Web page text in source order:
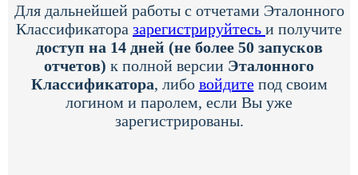
Для дальнейшей работы с отчетами Эталонного
Классификатора зарегистрируйтесь и получите
доступ на 14 дней (не более 50 запусков
отчетов) к полной версии Эталонного
Классификатора, либо войдитепод своим
логином и паролем, если Вы уже
зарегистрированы.